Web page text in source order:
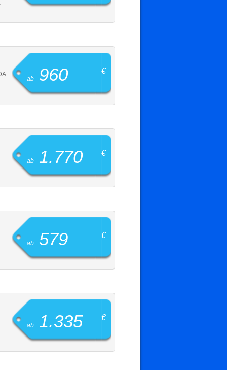
ab 960 €
ab 1.770 €
ab 579 €
ab 1.335 €